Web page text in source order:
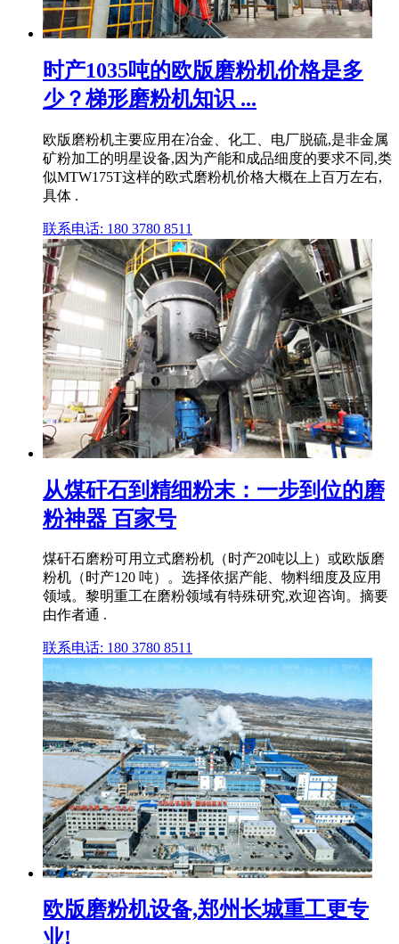
时产1035吨的欧版磨粉机价格是多
少？梯形磨粉机知识 ...
欧版磨粉机主要应用在冶金、化工、电厂脱硫,是非金属
矿粉加工的明星设备,因为产能和成品细度的要求不同,类
似MTW175T这样的欧式磨粉机价格大概在上百万左右,
具体 .
联系电话: 180 3780 8511
从煤矸石到精细粉末：一步到位的磨
粉神器 百家号
煤矸石磨粉可用立式磨粉机（时产20吨以上）或欧版磨
粉机（时产120 吨）。选择依据产能、物料细度及应用
领域。黎明重工在磨粉领域有特殊研究,欢迎咨询。摘要
由作者通 .
联系电话: 180 3780 8511
欧版磨粉机设备,郑州长城重工更专
业!